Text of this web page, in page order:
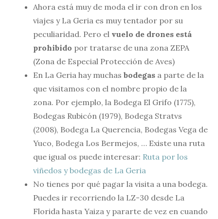
Ahora está muy de moda el ir con dron en los
viajes y La Geria es muy tentador por su
peculiaridad. Pero el vuelo de drones está
prohibido por tratarse de una zona ZEPA
(Zona de Especial Protección de Aves)
En La Geria hay muchas bodegas a parte de la
que visitamos con el nombre propio de la
zona. Por ejemplo, la Bodega El Grifo (1775),
Bodegas Rubicón (1979), Bodega Stratvs
(2008), Bodega La Querencia, Bodegas Vega de
Yuco, Bodega Los Bermejos, … Existe una ruta
que igual os puede interesar: Ruta por los
viñedos y bodegas de La Geria
No tienes por qué pagar la visita a una bodega.
Puedes ir recorriendo la LZ-30 desde La
Florida hasta Yaiza y pararte de vez en cuando